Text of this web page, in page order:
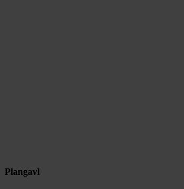
Plangavl